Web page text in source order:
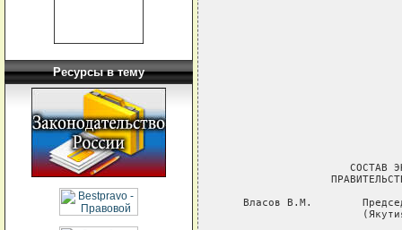
Ресурсы в тему
СОСТАВ
Власов В.М.